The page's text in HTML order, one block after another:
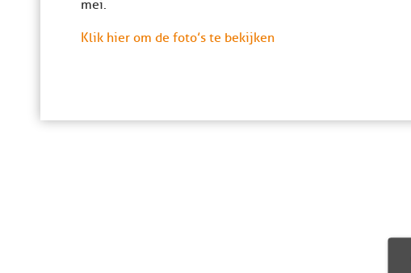
mei.
Klik hier om de foto’s te bekijken